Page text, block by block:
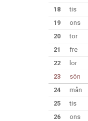
18
tis
19
ons
20
tor
21
fre
22
lör
23
sön
24
mån
25
tis
26
ons